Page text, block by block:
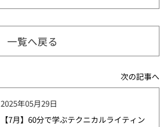
一覧へ戻る
次の記事へ
2025年05月29日
【7月】60分で学ぶテクニカルライティン